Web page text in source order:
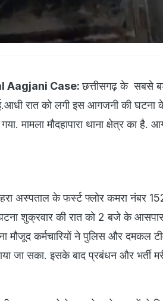
Aagjani Case:छत्तीसगढ़ के सबसे
रात को लगी इस आगजनी की घटना
मामला मौदहापारा थाना क्षेत्र का है.
अस्पताल के फर्स्ट फ्लोर कमरा नंबर
शुक्रवार की रात को 2 बजे के
मौजूद कर्मचारियों ने पुलिस और दमकल
जा सका. इसके बाद प्रबंधन और भर्ती